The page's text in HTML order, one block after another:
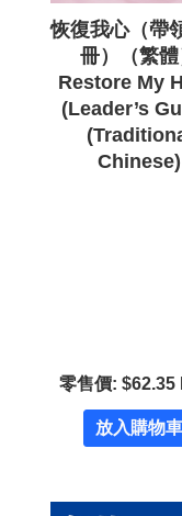
恢復我心（帶
冊）（繁體
Restore My
(Leader’s
Chinese)
零售價: $62.35
放入購物車